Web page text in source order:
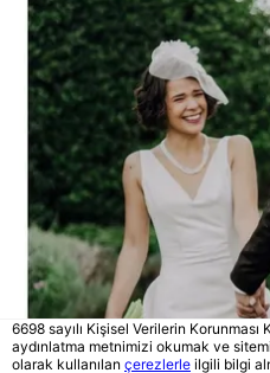
6698 sayılı Kişisel Verilerin Korunması
aydınlatma metnimizi okumak ve
olarak kullanılan çerezlerle ilgili bilgi